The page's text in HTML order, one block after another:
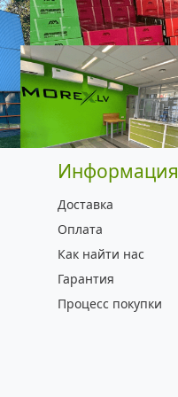
Информация
Доставка
Оплата
Как найти нас
Гарантия
Процесс покупки